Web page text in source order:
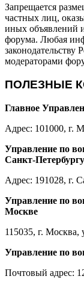
Запрещается
частных лиц,
иных объявлений
форума. Любая
законодательству
модераторами
ПОЛЕЗНЫЕ
Главное
Адрес: 101000, г.
Управление по
Санкт-
Адрес: 191028, г.
Управление по
Москве
115035, г.
Управление по
Почтовый адрес: